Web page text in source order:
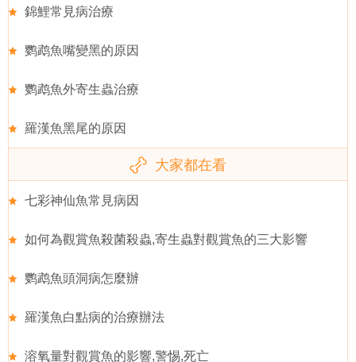
錦鯉常見病治療
鹦鹉魚嘴變黑的原因
鹦鹉魚外寄生蟲治療
羅漢魚黑尾的原因
大家都在看
七彩神仙魚常見病因
如何為觀賞魚殺菌殺蟲,寄生蟲對觀賞魚的三大影響
鹦鹉魚頭洞病怎麼辦
羅漢魚白點病的治療辦法
溶氧量對觀賞魚的影響,警惕,死亡